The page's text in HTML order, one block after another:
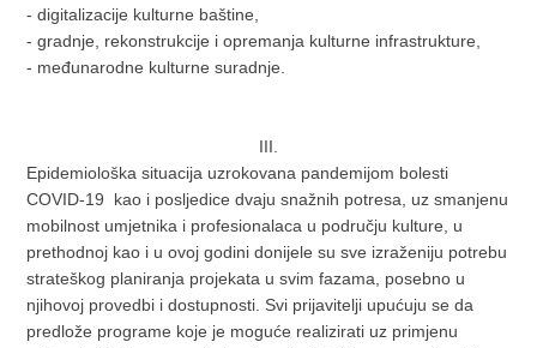
- digitalizacije kulturne baštine,
- gradnje, rekonstrukcije i opremanja kulturne infrastrukture,
- međunarodne kulturne suradnje.
III.
Epidemiološka situacija uzrokovana pandemijom bolesti
COVID-19 kao i posljedice dvaju snažnih potresa, uz smanjenu
mobilnost umjetnika i profesionalaca u području kulture, u
prethodnoj kao i u ovoj godini donijele su sve izraženiju potrebu
strateškog planiranja projekata u svim fazama, posebno u
njihovoj provedbi i dostupnosti. Svi prijavitelji upućuju se da
predlože programe koje je moguće realizirati uz primjenu